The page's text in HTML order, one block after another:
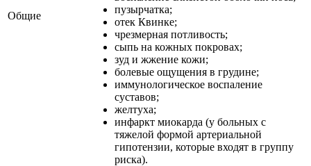
Общие
пузырчатка;
отек Квинке;
чрезмерная потливость;
сыпь на кожных покровах;
зуд и жжение кожи;
болевые ощущения в грудине;
иммунологическое воспаление
суставов;
желтуха;
инфаркт миокарда (у больных с
тяжелой формой артериальной
гипотензии, которые входят в группу
риска).